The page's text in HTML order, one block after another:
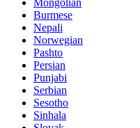
Mongolian
Burmese
Nepali
Norwegian
Pashto
Persian
Punjabi
Serbian
Sesotho
Sinhala